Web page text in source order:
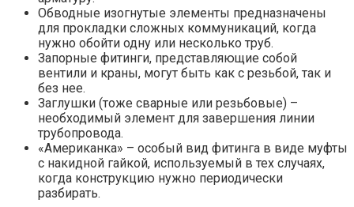
Обводные изогнутые элементы предназначены
для прокладки сложных коммуникаций, когда
нужно обойти одну или несколько труб.
Запорные фитинги, представляющие собой
вентили и краны, могут быть как с резьбой, так и
без нее.
Заглушки (тоже сварные или резьбовые) –
необходимый элемент для завершения линии
трубопровода.
«Американка» – особый вид фитинга в виде муфты
с накидной гайкой, используемый в тех случаях,
когда конструкцию нужно периодически
разбирать.